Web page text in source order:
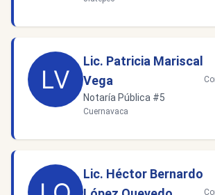
Lic. Patricia Mariscal
Vega
Notaría Pública #5
Cuernavaca
Lic. Héctor Bernardo